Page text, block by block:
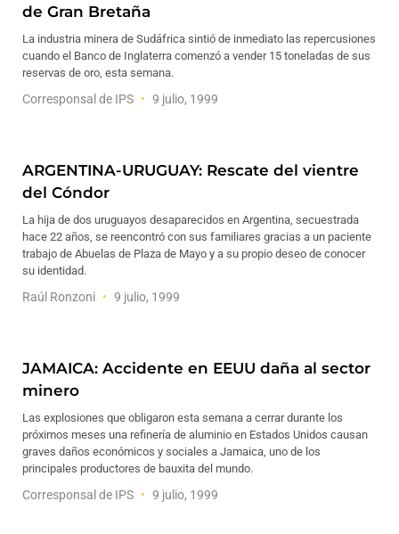
de Gran Bretaña
La industria minera de Sudáfrica sintió de inmediato las repercusiones
cuando el Banco de Inglaterra comenzó a vender 15 toneladas de sus
reservas de oro, esta semana.
Corresponsal de IPS 9 julio, 1999
ARGENTINA-URUGUAY: Rescate del vientre
del Cóndor
La hija de dos uruguayos desaparecidos en Argentina, secuestrada
hace 22 años, se reencontró con sus familiares gracias a un paciente
trabajo de Abuelas de Plaza de Mayo y a su propio deseo de conocer
su identidad.
Raúl Ronzoni 9 julio, 1999
JAMAICA: Accidente en EEUU daña al sector
minero
Las explosiones que obligaron esta semana a cerrar durante los
próximos meses una refinería de aluminio en Estados Unidos causan
graves daños económicos y sociales a Jamaica, uno de los
principales productores de bauxita del mundo.
Corresponsal de IPS 9 julio, 1999